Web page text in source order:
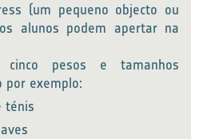
(um pequeno objecto ou
alunos podem apertar na
pesos e tamanhos
por exemplo:
ténis